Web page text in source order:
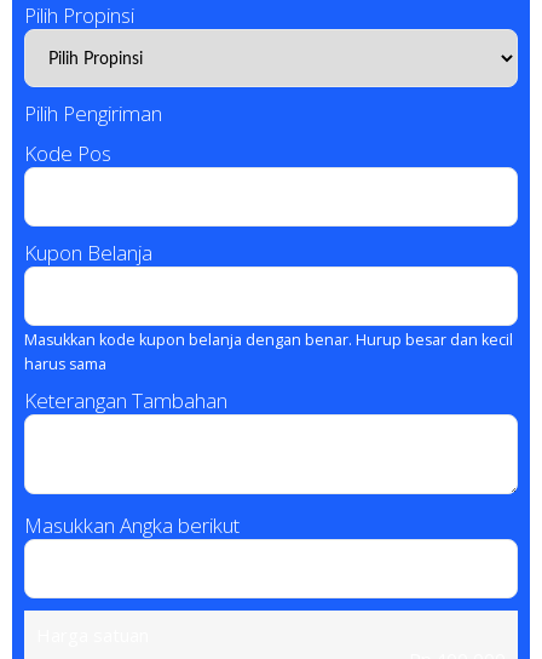
Pilih Propinsi
Pilih Pengiriman
Kode Pos
Kupon Belanja
Masukkan kode kupon belanja dengan benar. Hurup besar dan kecil
harus sama
Keterangan Tambahan
Masukkan Angka berikut